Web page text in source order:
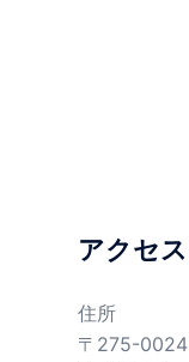
アクセス
住所
〒275-0024